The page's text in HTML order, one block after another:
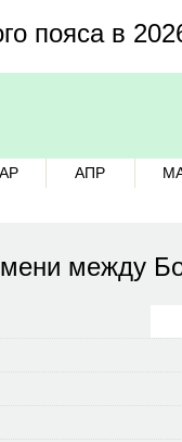
пояса в
АПР
между